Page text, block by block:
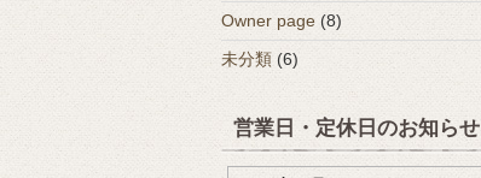
Owner page (8)
未分類 (6)
営業日・定休日のお知らせ